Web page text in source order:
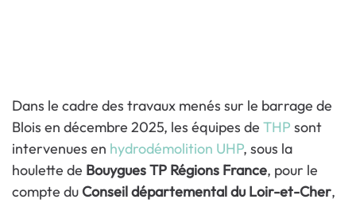
Dans le cadre des travaux menés sur le barrage de
Blois en décembre 2025, les équipes de THP sont
intervenues en hydrodémolition UHP, sous la
houlette de Bouygues TP Régions France, pour le
compte duConseil départemental du Loir-et-Cher,